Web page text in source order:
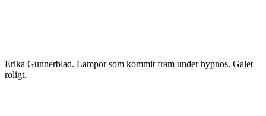
Erika Gunnerblad. Lampor som kommit fram under hypnos. Galet
roligt.